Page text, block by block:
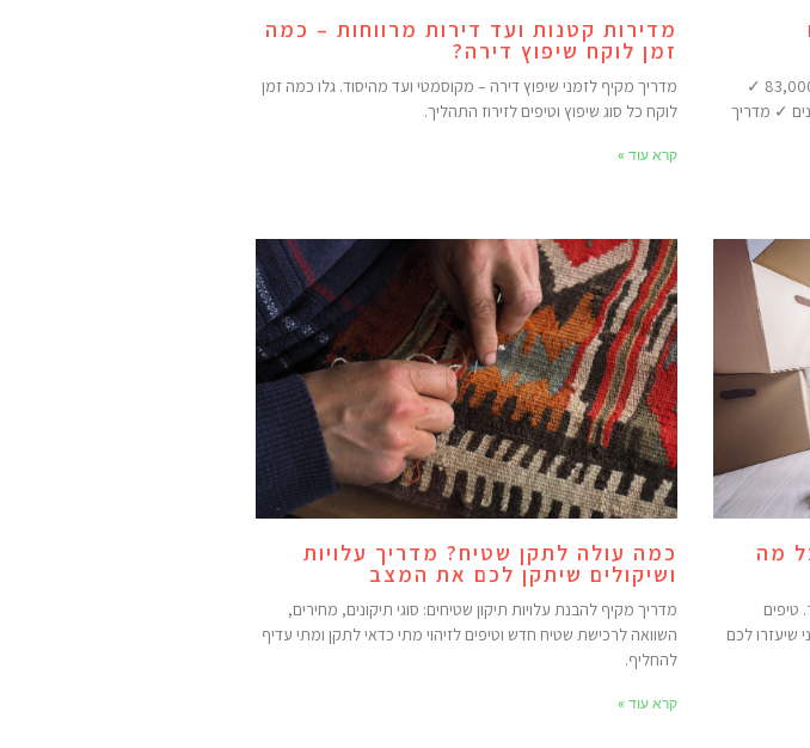
מחירי באגרים בישראל 2026 ✓ מיני באגר החל מ-83,000₪ ✓
✓ מדריך
מדירות קטנות ועד דירות מרווחות – כמה
זמן לוקח שיפוץ דירה?
מדריך מקיף לזמני שיפוץ דירה – מקוסמטי ועד מהיסוד. גלו כמה זמן
לוקח כל סוג שיפוץ וטיפים לזירוז התהליך.
קרא עוד »
מה
טיפים
שיעזרו לכם
כמה עולה לתקן שטיח? מדריך עלויות
ושיקולים שיתקן לכם את המצב
מדריך מקיף להבנת עלויות תיקון שטיחים: סוגי תיקונים, מחירים,
השוואה לרכישת שטיח חדש וטיפים לזיהוי מתי כדאי לתקן ומתי עדיף
להחליף.
קרא עוד »